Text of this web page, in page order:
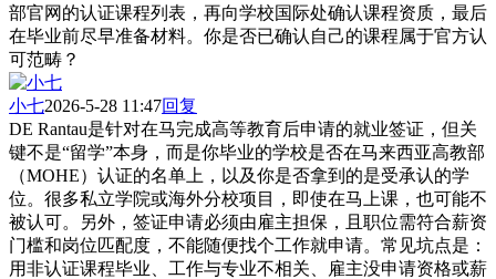
部官网的认证课程列表，再向学校国际处确认课程资质，最后
在毕业前尽早准备材料。你是否已确认自己的课程属于官方认
可范畴？
小七2026-5-28 11:47回复
DE Rantau是针对在马完成高等教育后申请的就业签证，但关
键不是“留学”本身，而是你毕业的学校是否在马来西亚高教部
（MOHE）认证的名单上，以及你是否拿到的是受承认的学
位。很多私立学院或海外分校项目，即使在马上课，也可能不
被认可。另外，签证申请必须由雇主担保，且职位需符合薪资
门槛和岗位匹配度，不能随便找个工作就申请。常见坑点是：
用非认证课程毕业、工作与专业不相关、雇主没申请资格或薪